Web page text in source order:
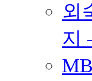
외
지